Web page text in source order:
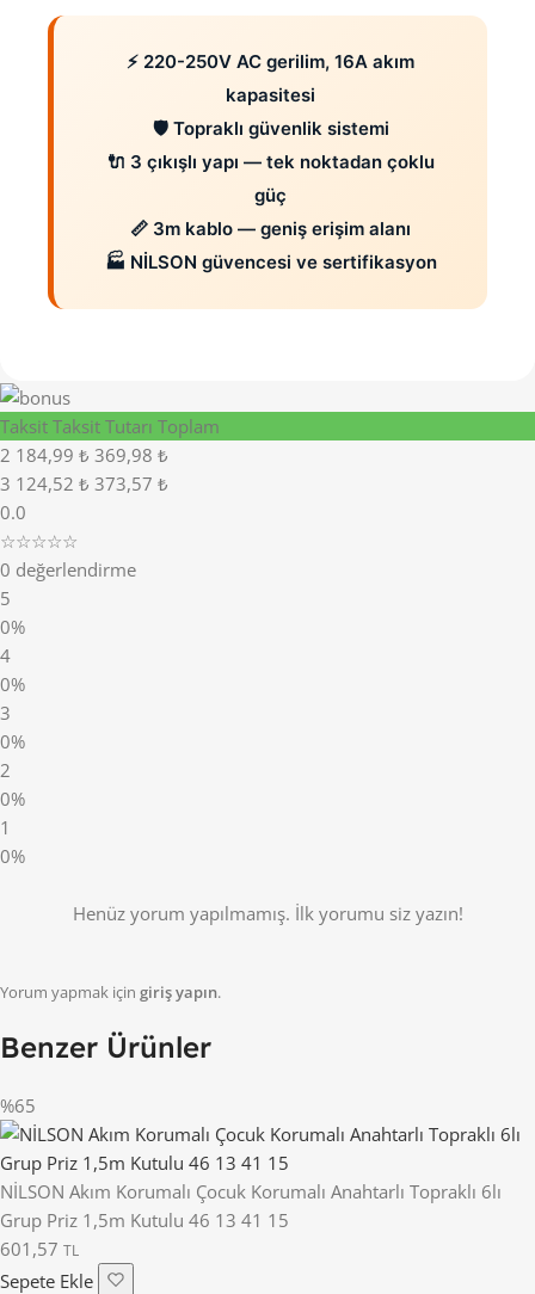
⚡ 220-250V AC gerilim, 16A akım
kapasitesi
🛡️ Topraklı güvenlik sistemi
🔌 3 çıkışlı yapı — tek noktadan çoklu
güç
📏 3m kablo — geniş erişim alanı
🏭 NİLSON güvencesi ve sertifikasyon
Taksit Taksit Tutarı Toplam
2 184,99 ₺ 369,98 ₺
3 124,52 ₺ 373,57 ₺
0.0
☆☆☆☆☆
0 değerlendirme
5
0%
4
0%
3
0%
2
0%
1
0%
Henüz yorum yapılmamış. İlk yorumu siz yazın!
Yorum yapmak için giriş yapın.
Benzer Ürünler
%65
NİLSON Akım Korumalı Çocuk Korumalı Anahtarlı Topraklı 6lı
Grup Priz 1,5m Kutulu 46 13 41 15
601,57 TL
Sepete Ekle